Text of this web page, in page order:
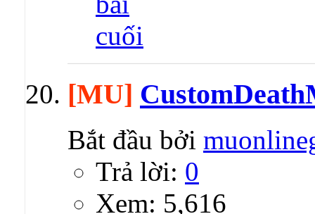
[MU]
Bắt đầu bởi
Trả lời: 0
Xem: 5,616